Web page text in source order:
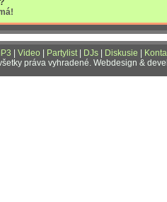
Video Partylist| DJs Diskusie
práva vyhradené. Webdesign &